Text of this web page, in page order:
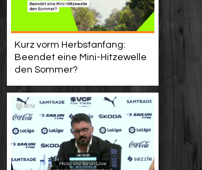
Kurz vorm Herbstanfang:
Beendet eine Mini-Hitzewelle
den Sommer?